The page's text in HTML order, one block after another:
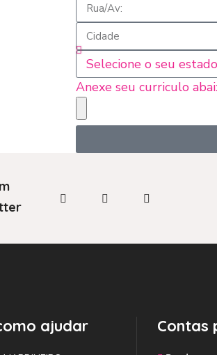
Anexe seu curriculo
ajudar Contas